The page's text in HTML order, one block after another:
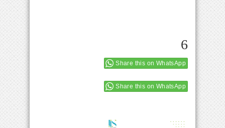
6
Share this on WhatsApp
Share this on WhatsApp